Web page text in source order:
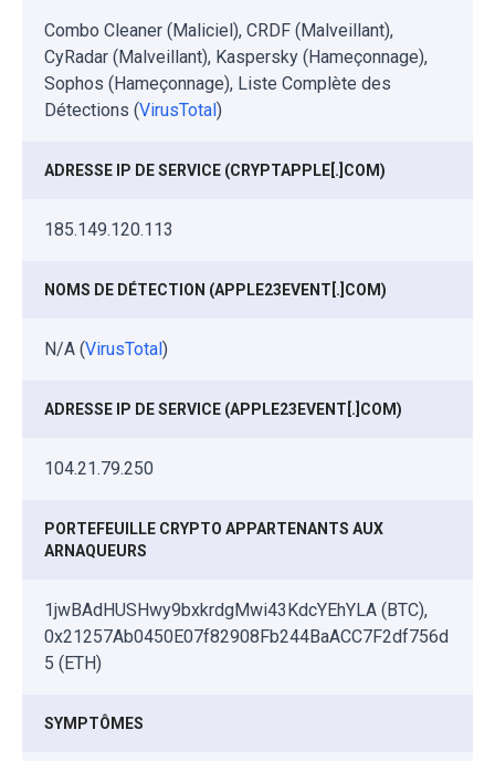
Combo Cleaner (Maliciel), CRDF (Malveillant),
CyRadar (Malveillant), Kaspersky (Hameçonnage),
Sophos (Hameçonnage), Liste Complète des
Détections (VirusTotal )
ADRESSE IP DE SERVICE (CRYPTAPPLE[.]COM)
185.149.120.113
NOMS DE DÉTECTION (APPLE23EVENT[.]COM)
N/A (VirusTotal )
ADRESSE IP DE SERVICE (APPLE23EVENT[.]COM)
104.21.79.250
PORTEFEUILLE CRYPTO APPARTENANTS AUX
ARNAQUEURS
1jwBAdHUSHwy9bxkrdgMwi43KdcYEhYLA (BTC),
0x21257Ab0450E07f82908Fb244BaACC7F2df756d
5 (ETH)
SYMPTÔMES